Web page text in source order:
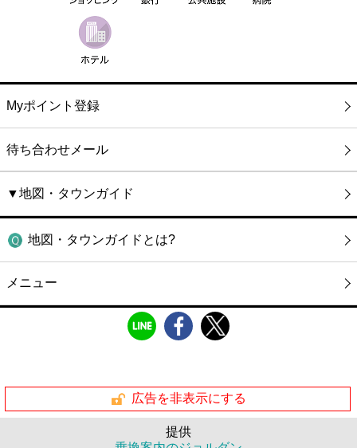
Myポイント登録
待ち合わせメール
▼地図・タウンガイド
地図・タウンガイドとは?
メニュー
広告を非表示にする
提供